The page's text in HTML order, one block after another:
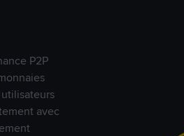
P2P
avec